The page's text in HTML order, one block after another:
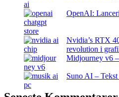
OpenAI:
Nvidia’s RTX
revolution i
Midjourney v6
Suno AI –